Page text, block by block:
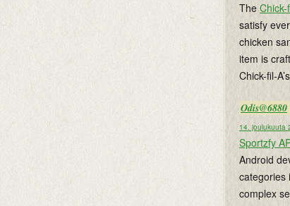
The
satisfy
chicken
item is
Chick-fil-
Odis@6880
14. joulukuuta
Sportzfy
Android
categories
complex